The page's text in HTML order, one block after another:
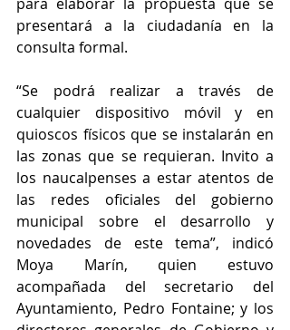
presentará a la ciudadanía en la
consulta formal.
“Se podrá realizar a través de
cualquier dispositivo móvil y en
quioscos físicos que se instalarán en
las zonas que se requieran. Invito a
los naucalpenses a estar atentos de
las redes oficiales del gobierno
municipal sobre el desarrollo y
novedades de este tema”, indicó
Moya Marín, quien estuvo
acompañada del secretario del
Ayuntamiento, Pedro Fontaine; y los